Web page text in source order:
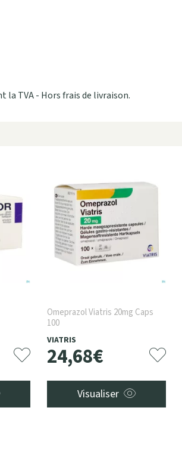
TVA - Hors frais de livraison.
Omeprazol Viatris 20mg Caps
100
VIATRIS
24,68€
Visualiser